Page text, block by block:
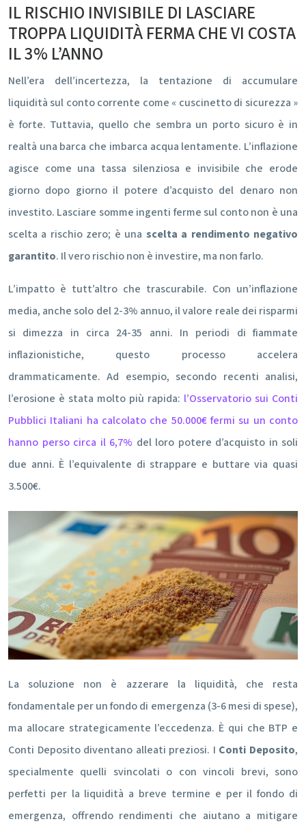
IL RISCHIO INVISIBILE DI LASCIARE
TROPPA LIQUIDITÀ FERMA CHE VI COSTA
IL 3% L’ANNO
Nell’era dell’incertezza, la tentazione di accumulare
liquidità sul conto corrente come « cuscinetto di sicurezza »
è forte. Tuttavia, quello che sembra un porto sicuro è in
realtà una barca che imbarca acqua lentamente. L’inflazione
agisce come una tassa silenziosa e invisibile che erode
giorno dopo giorno il potere d’acquisto del denaro non
investito. Lasciare somme ingenti ferme sul conto non è una
scelta a rischio zero; è una scelta a rendimento negativo
garantito. Il vero rischio non è investire, ma non farlo.
L’impatto è tutt’altro che trascurabile. Con un’inflazione
media, anche solo del 2-3% annuo, il valore reale dei risparmi
si dimezza in circa 24-35 anni. In periodi di fiammate
inflazionistiche, questo processo accelera
drammaticamente. Ad esempio, secondo recenti analisi,
l’erosione è stata molto più rapida: l’Osservatorio sui Conti
Pubblici Italiani ha calcolato che 50.000€ fermi su un conto
hanno perso circa il 6,7% del loro potere d’acquisto in soli
due anni. È l’equivalente di strappare e buttare via quasi
3.500€.
La soluzione non è azzerare la liquidità, che resta
fondamentale per un fondo di emergenza (3-6 mesi di spese),
ma allocare strategicamente l’eccedenza. È qui che BTP e
Conti Deposito diventano alleati preziosi. I Conti Deposito,
specialmente quelli svincolati o con vincoli brevi, sono
perfetti per la liquidità a breve termine e per il fondo di
emergenza, offrendo rendimenti che aiutano a mitigare